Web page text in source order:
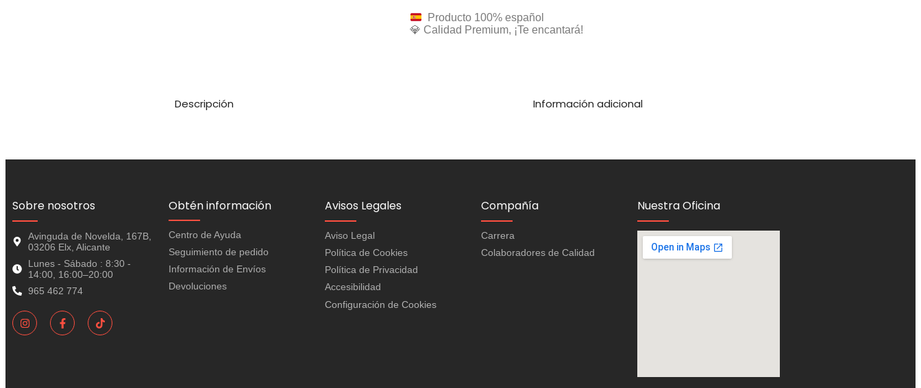
Producto 100% español
💎 Calidad Premium, ¡Te encantará!
Descripción Información adicional
Sobre nosotros
Avinguda de Novelda, 167B,
03206 Elx, Alicante
Lunes - Sábado : 8:30 -
14:00, 16:00–20:00
965 462 774
Obtén información
Centro de Ayuda
Seguimiento de pedido
Información de Envíos
Devoluciones
Avisos Legales
Aviso Legal
Política de Cookies
Política de Privacidad
Accesibilidad
Configuración de Cookies
Compañía
Carrera
Colaboradores de Calidad
Nuestra Oficina